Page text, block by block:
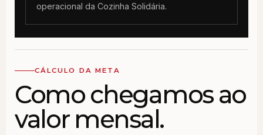
operacional da Cozinha Solidária.
CÁLCULO DA META
Como chegamos ao
valor mensal.